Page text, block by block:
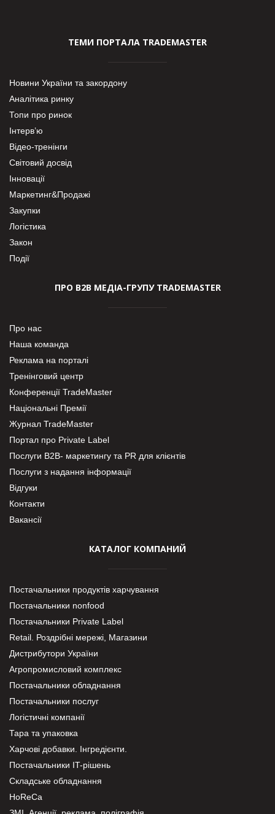
ТЕМИ ПОРТАЛА TRADEMASTER
Новини України та закордону
Аналітика ринку
Топи про ринок
Інтерв’ю
Відео-тренінги
Світовий досвід
Інновації
Маркетинг&Продажі
Закупки
Логістика
Закон
Події
ПРО В2В МЕДІА-ГРУПУ TRADEMASTER
Про нас
Наша команда
Реклама на порталі
Тренінговий центр
Конференції TradeMaster
Національні Премії
Журнал TradeMaster
Портал про Private Label
Послуги В2В- маркетингу та PR для клієнтів
Послуги з надання інформації
Відгуки
Контакти
Вакансії
КАТАЛОГ КОМПАНИЙ
Постачальники продуктів харчування
Постачальники nonfood
Постачальники Private Label
Retail. Роздрібні мережі, Магазини
Дистрибутори України
Агропромисловий комплекс
Постачальники обладнання
Постачальники послуг
Логістичні компанії
Тара та упаковка
Харчові добавки. Інгредієнти.
Постачальники IT-рішень
Складське обладнання
HoReCa